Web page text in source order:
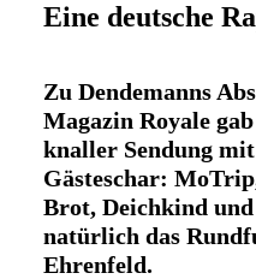
Eine deutsche
Zu Dendemanns
Magazin Royale
knaller Sendung
Gästeschar:
Brot, Deichkind
natürlich das
Ehrenfeld.